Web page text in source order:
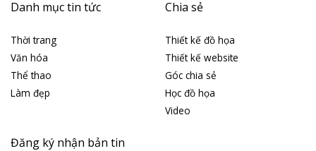
Danh mục tin tức
Thời trang
Văn hóa
Thể thao
Làm đẹp
Chia sẻ
Thiết kế đồ họa
Thiết kế website
Góc chia sẻ
Học đồ họa
Video
Đăng ký nhận bản tin